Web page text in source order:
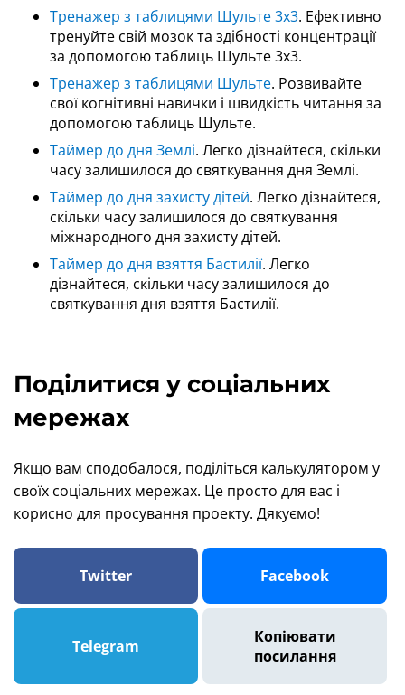
Тренажер з таблицями Шульте 3x3. Ефективно
тренуйте свій мозок та здібності концентрації
за допомогою таблиць Шульте 3x3.
Тренажер з таблицями Шульте. Розвивайте
свої когнітивні навички і швидкість читання за
допомогою таблиць Шульте.
Таймер до дня Землі. Легко дізнайтеся, скільки
часу залишилося до святкування дня Землі.
Таймер до дня захисту дітей. Легко дізнайтеся,
скільки часу залишилося до святкування
міжнародного дня захисту дітей.
Таймер до дня взяття Бастилії. Легко
дізнайтеся, скільки часу залишилося до
святкування дня взяття Бастилії.
Поділитися у соціальних
мережах
Якщо вам сподобалося, поділіться калькулятором у
своїх соціальних мережах. Це просто для вас і
корисно для просування проекту. Дякуємо!
Twitter Facebook
Telegram
Копіювати
посилання